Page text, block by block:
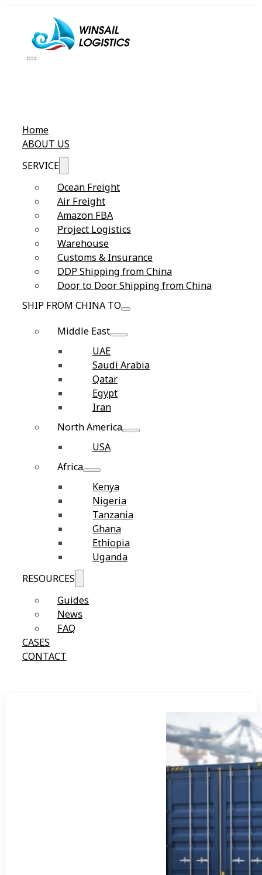
Home
ABOUT US
SERVICE
Ocean Freight
Air Freight
Amazon FBA
Project Logistics
Warehouse
Customs & Insurance
DDP Shipping from China
Door to Door Shipping from China
SHIP FROM CHINA TO
Middle East
UAE
Saudi Arabia
Qatar
Egypt
Iran
North America
USA
Africa
Kenya
Nigeria
Tanzania
Ghana
Ethiopia
Uganda
RESOURCES
Guides
News
FAQ
CASES
CONTACT